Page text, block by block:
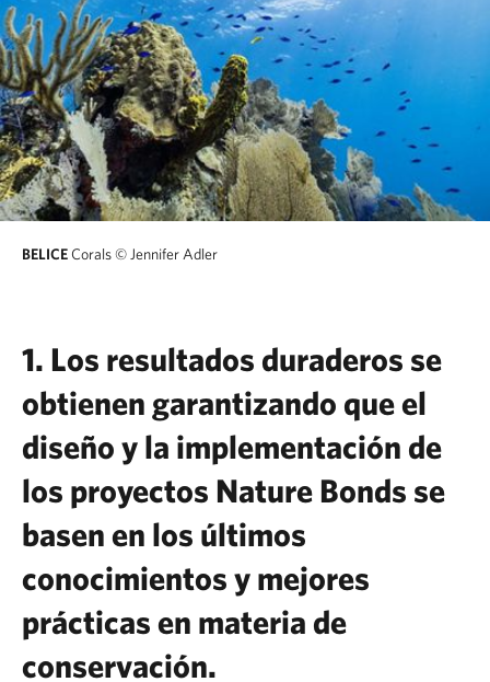
BELICECorals© Jennifer Adler
1. Los resultados duraderos se
obtienen garantizando que el
diseño y la implementación de
los proyectos Nature Bonds se
basen en los últimos
conocimientos y mejores
prácticas en materia de
conservación.